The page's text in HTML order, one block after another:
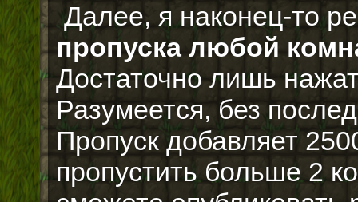
Далее, я наконец-то
пропуска любой
Достаточно лишь
Разумеется, без
Пропуск добавляет
пропустить больше 2